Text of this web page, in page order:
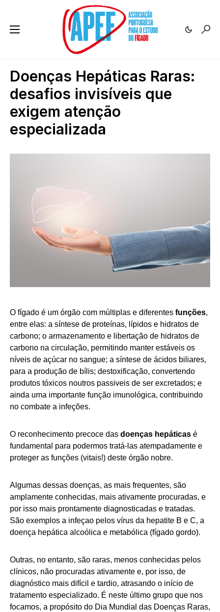
Doenças Hepáticas Raras:
desafios invisíveis que
exigem atenção
especializada
O fígado é um órgão com múltiplas e diferentes funções,
entre elas: a síntese de proteínas, lípidos e hidratos de
carbono; o armazenamento e libertação de hidratos de
carbono na circulação, permitindo manter estáveis os
níveis de açúcar no sangue; a síntese de ácidos biliares,
para a produção de bílis; destoxificação, convertendo
produtos tóxicos noutros passiveis de ser excretados; e
ainda uma importante função imunológica, contribuindo
no combate a infeções.
O reconhecimento precoce das doenças hepáticas é
fundamental para podermos tratá-las atempadamente e
proteger as funções (vitais!) deste órgão nobre.
Algumas dessas doenças, as mais frequentes, são
amplamente conhecidas, mais ativamente procuradas, e
por isso mais prontamente diagnosticadas e tratadas.
São exemplos a infeçao pelos vírus da hepatite B e C, a
doença hepática alcoólica e metabólica (fígado gordo).
Outras, no entanto, são raras, menos conhecidas pelos
clínicos, não procuradas ativamente e, por isso, de
diagnóstico mais difícil e tardio, atrasando o início de
tratamento especializado. É neste último grupo que nos
focamos, a propósito do Dia Mundial das Doenças Raras,